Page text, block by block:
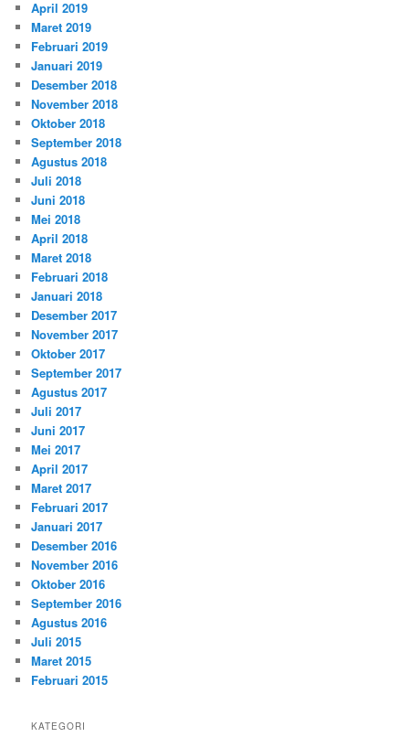
April 2019
Maret 2019
Februari 2019
Januari 2019
Desember 2018
November 2018
Oktober 2018
September 2018
Agustus 2018
Juli 2018
Juni 2018
Mei 2018
April 2018
Maret 2018
Februari 2018
Januari 2018
Desember 2017
November 2017
Oktober 2017
September 2017
Agustus 2017
Juli 2017
Juni 2017
Mei 2017
April 2017
Maret 2017
Februari 2017
Januari 2017
Desember 2016
November 2016
Oktober 2016
September 2016
Agustus 2016
Juli 2015
Maret 2015
Februari 2015
KATEGORI